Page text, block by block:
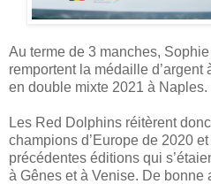
Au terme de 3 manches,
remportent la médaille d’argent
en double mixte 2021 à Naples.
Les Red Dolphins réitèrent
champions d’Europe de 2020
précédentes éditions qui
à Gênes et à Venise. De bonne